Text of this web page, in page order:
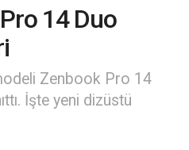
14 Duo
Zenbook Pro 14
İşte yeni dizüstü